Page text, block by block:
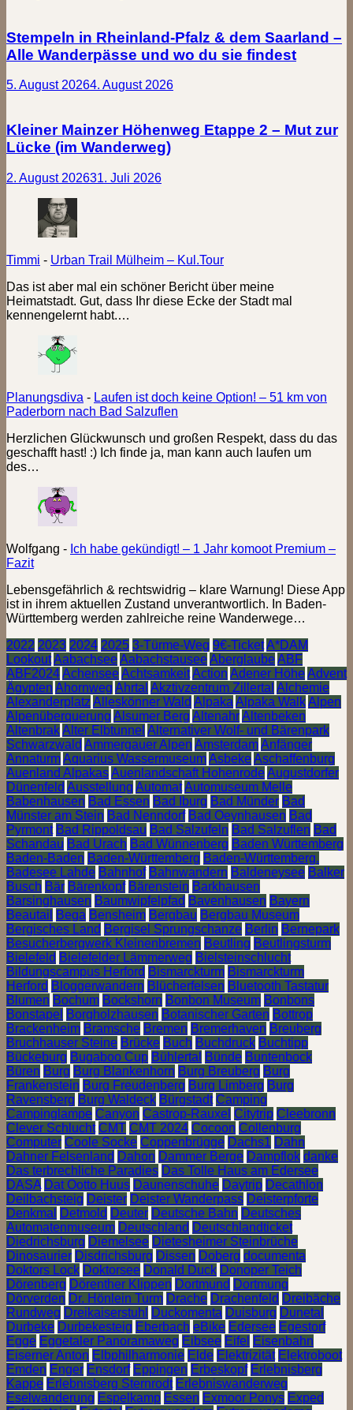
Stempeln in Rheinland-Pfalz & dem Saarland –
Alle Wanderpässe und wo du sie findest
5. August 20264. August 2026
Kleiner Mainzer Höhenweg Etappe 2 – Mut zur
Lücke (im Wanderweg)
2. August 202631. Juli 2026
Timmi - Urban Trail Mülheim – Kul.Tour
Das ist aber mal ein schöner Bericht über meine
Heimatstadt. Gut, dass Ihr diese Ecke der Stadt mal
kennengelernt habt.…
Planungsdiva - Laufen ist doch keine Option! – 51 km von
Paderborn nach Bad Salzuflen
Herzlichen Glückwunsch und großen Respekt, dass du das
geschafft hast! :) Ich finde ja, man kann auch laufen um
des…
Wolfgang - Ich habe gekündigt! – 1 Jahr komoot Premium –
Fazit
Lebensgefährlich & rechtswidrig – klare Warnung! Diese App
ist in ihrem aktuellen Zustand unverantwortlich. In Baden-
Württemberg werden zahlreiche reine Wanderwege…
2022 2023 2024 2025 3-Türme-Weg 9€-TicketA*DAM
LookoutAabachseeAabachstauseeAberglaubeABF
ABF2024AchenseeAchtsamkeitAction Adener HöheAdvent
Ägypten Ahornweg Ahrtal Akztivzentrum Zillertal Alchemie
Alexanderplatz Alleskönner Wald Alpaka Alpaka WalkAlpen
Alpenüberquerung Alsumer Berg AltenahrAltenbeken
AltenbrakAlter Elbtunnel Alternativer Wolf- und Bärenpark
Schwarzwald Ammergauer Alpen AmsterdamAnfänger
AnnaturmAquarius WassermuseumAsbekeAschaffenburg
Auenland AlpakasAuenlandschaft HohenrodeAugustdorfer
Dünenfeld Ausstellung AutomatAutomuseum Melle
Babenhausen Bad Essen Bad Iburg Bad Münder Bad
Münster am Stein Bad Nenndorf Bad Oeynhausen Bad
Pyrmont Bad Rippoldsau Bad Salzufeln Bad Salzuflen Bad
Schandau Bad Urach Bad Wünnenberg Baden Württemberg
Baden-Baden Baden-Württemberg Baden-Württemberg.
Badesee Lahde Bahnhof Bahnwandern Baldeneysee Balker
Busch Bär Bärenkopf Bärenstein Barkhausen
Barsinghausen Baumwipfelpfad Bavenhausen Bayern
Beautail
Bega Bensheim Bergbau Bergbau Museum
Bergisches Land Bergisel Sprungschanze Berlin Bernepark
Besucherbergwerk Kleinenbremen Beutling Beutlingsturm
Bielefeld Bielefelder Lämmerweg Bielsteinschlucht
Bildungscampus Herford Bismarckturm Bismarckturm
Herford Bloggerwandern Blücherfelsen Bluetooth Tastatur
Blumen Bochum Bockshorn Bonbon Museum Bonbons
Bonstapel Borgholzhausen Botanischer Garten Bottrop
Brackenheim Bramsche Bremen Bremerhaven Breuberg
Bruchhauser Steine Brücke Buch Buchdruck Buchtipp
Bückeburg Bugaboo Cup Bühlertal Bünde Buntenbock
Büren Burg Burg Blankenhorn Burg Breuberg Burg
Frankenstein Burg Freudenberg Burg Limberg Burg
Ravensberg Burg Waldeck Bürgstadt Camping
Campinglampe Canyon Castrop-Rauxel Citytrip Cleebronn
Clever Schlucht CMT CMT 2024 Cocoon Collenburg
Computer Coole Socke Coppenbrügge Dachs1 Dahn
Dahner Felsenland Dahon Dammer Berge Dampflok danke
Das terbrechliche Paradies Das Tolle Haus am Edersee
DASA Dat Ootto Huus Daunenschuhe Daytrip Decathlon
Deilbachsteig Deister Deister Wanderpass Deisterpforte
Denkmal
Detmold Deuter Deutsche Bahn Deutsches
Automatenmuseum Deutschland Deutschlandticket
Diedrichsburg Diemelsee Dietesheimer Steinbrüche
Dinosaurier Disdrichsburg Dissen Doberg documenta
Doktors Lock Doktorsee Donald Duck Donoper Teich
Dörenberg Dörenther Klippen Dortmund Dortmung
Dörverden Dr. Hönlein Turm Drache Drachenfeld Dreibäche
Rundweg Dreikaiserstuhl Duckomenta Duisburg Dunetal
Durbeke Durbekesteig Eberbach eBike Edersee Egestorf
Egge Eggetaler Panoramaweg Eibsee Eifel Eisenbahn
Eiserner Anton Elbphilharmonie Elde Elektrizität Elektroboot
Emden Enger Ensdorf Eppingen Erbeskopf Erlebnisberg
Kappe Erlebnisberg Sternrodt Erlebniswanderweg
Eselwanderung Espelkamp Essen Exmoor Ponys Exped